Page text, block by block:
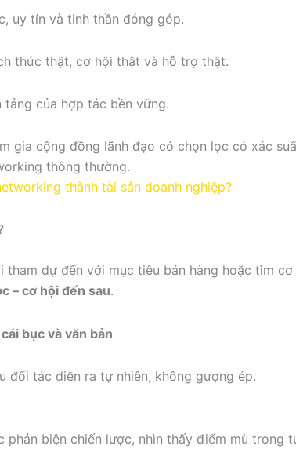
uy tín và tinh thần đóng góp.
thức thật, cơ hội thật và hỗ trợ thật.
của hợp tác bền vững.
gia cộng đồng lãnh đạo có chọn lọc có xác
thông thường.
thành tài sản doanh nghiệp?
dự đến với mục tiêu bán hàng hoặc tìm
– cơ hội đến sau.
đối tác diễn ra tự nhiên, không gượng ép.
biện chiến lược, nhìn thấy điểm mù trong